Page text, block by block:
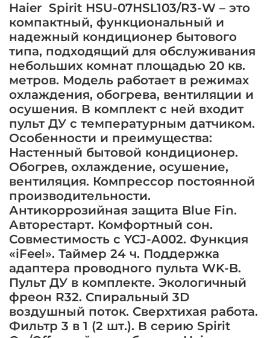
Haier Spirit HSU-07HSL103/R3-W – это
компактный, функциональный и
надежный кондиционер бытового
типа, подходящий для обслуживания
небольших комнат площадью 20 кв.
метров. Модель работает в режимах
охлаждения, обогрева, вентиляции и
осушения. В комплект с ней входит
пульт ДУ с температурным датчиком.
Особенности и преимущества:
Настенный бытовой кондиционер.
Обогрев, охлаждение, осушение,
вентиляция. Компрессор постоянной
производительности.
Антикоррозийная защита Blue Fin.
Авторестарт. Комфортный сон.
Совместимость с YCJ-A002. Функция
«iFeel». Таймер 24 ч. Поддержка
адаптера проводного пульта WK-B.
Пульт ДУ в комплекте. Экологичный
фреон R32. Спиральный 3D
воздушный поток. Сверхтихая работа.
Фильтр 3 в 1 (2 шт.). В серию Spirit